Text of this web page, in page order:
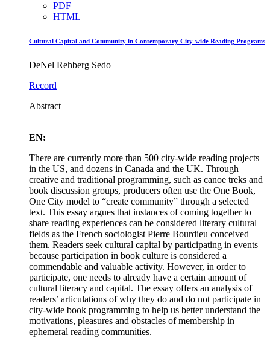
PDF
HTML
Cultural Capital and Community in Contemporary City-wide Reading Programs
DeNel Rehberg Sedo
Record
Abstract
EN:
There are currently more than 500 city-wide reading projects
in the US, and dozens in Canada and the UK. Through
creative and traditional programming, such as canoe treks and
book discussion groups, producers often use the One Book,
One City model to “create community” through a selected
text. This essay argues that instances of coming together to
share reading experiences can be considered literary cultural
fields as the French sociologist Pierre Bourdieu conceived
them. Readers seek cultural capital by participating in events
because participation in book culture is considered a
commendable and valuable activity. However, in order to
participate, one needs to already have a certain amount of
cultural literacy and capital. The essay offers an analysis of
readers’ articulations of why they do and do not participate in
city-wide book programming to help us better understand the
motivations, pleasures and obstacles of membership in
ephemeral reading communities.